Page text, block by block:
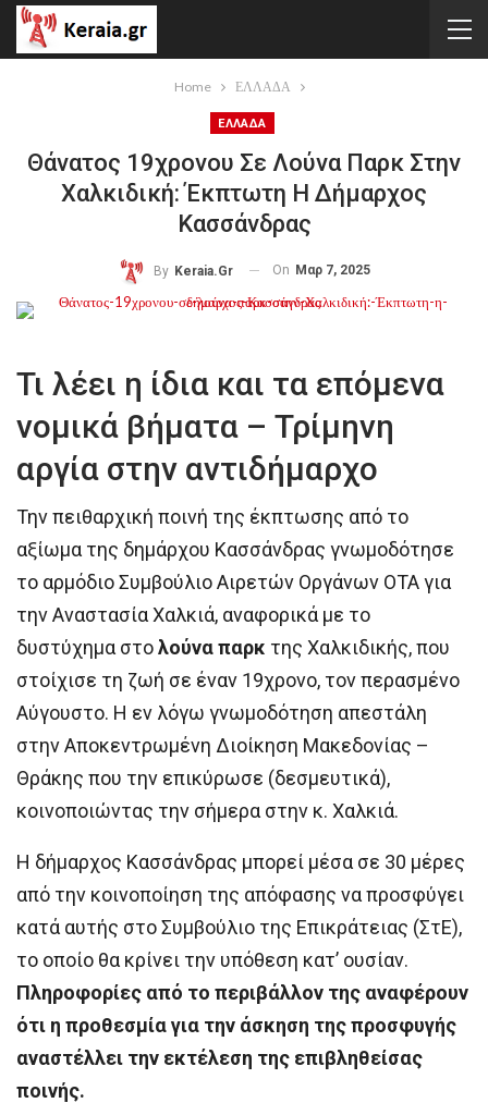
Home ΕΛΛΑΔΑ
ΕΛΛΑΔΑ
Θάνατος 19χρονου Σε Λούνα Παρκ Στην
Χαλκιδική: Έκπτωτη Η Δήμαρχος
Κασσάνδρας
By Keraia.gr On Μαρ 7, 2025
Τι λέει η ίδια και τα επόμενα
νομικά βήματα – Τρίμηνη
αργία στην αντιδήμαρχο
Την πειθαρχική ποινή της έκπτωσης από το
αξίωμα της δημάρχου Κασσάνδρας γνωμοδότησε
το αρμόδιο Συμβούλιο Αιρετών Οργάνων ΟΤΑ για
την Αναστασία Χαλκιά, αναφορικά με το
δυστύχημα στολούνα παρκ της Χαλκιδικής, που
στοίχισε τη ζωή σε έναν 19χρονο, τον περασμένο
Αύγουστο. Η εν λόγω γνωμοδότηση απεστάλη
στην Αποκεντρωμένη Διοίκηση Μακεδονίας –
Θράκης που την επικύρωσε (δεσμευτικά),
κοινοποιώντας την σήμερα στην κ. Χαλκιά.
Η δήμαρχος Κασσάνδρας μπορεί μέσα σε 30 μέρες
από την κοινοποίηση της απόφασης να προσφύγει
κατά αυτής στο Συμβούλιο της Επικράτειας (ΣτΕ),
το οποίο θα κρίνει την υπόθεση κατ’ ουσίαν.
Πληροφορίες από το περιβάλλον της αναφέρουν
ότι η προθεσμία για την άσκηση της προσφυγής
αναστέλλει την εκτέλεση της επιβληθείσας
ποινής.